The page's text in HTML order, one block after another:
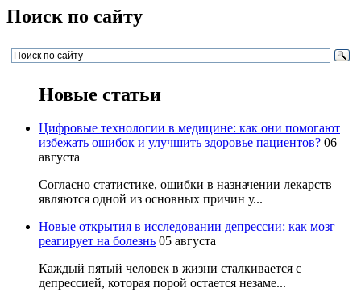
Поиск по сайту
Новые статьи
Цифровые технологии в медицине: как они помогают
избежать ошибок и улучшить здоровье пациентов? 06
августа
Согласно статистике, ошибки в назначении лекарств
являются одной из основных причин у...
Новые открытия в исследовании депрессии: как мозг
реагирует на болезнь 05 августа
Каждый пятый человек в жизни сталкивается с
депрессией, которая порой остается незаме...